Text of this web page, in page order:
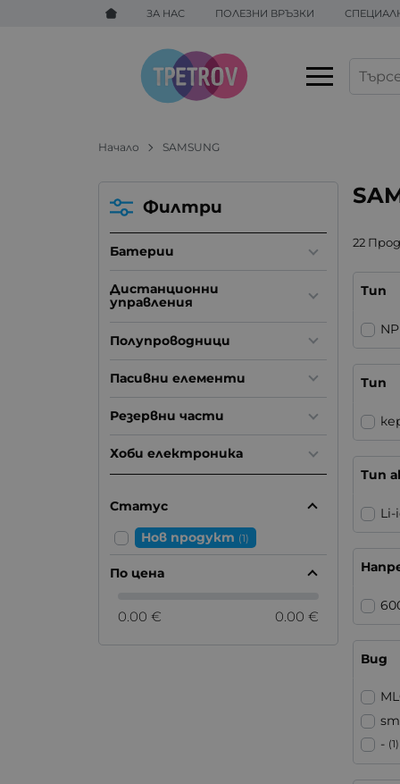
ЗА НАС ПОЛЕЗНИ ВРЪЗКИ
Начало SAMSUNG
22
Тип
Тип
Тип
Li-
Вид
- (1)
Филтри
Батерии
Дистанционни
управления
Полупроводници
Пасивни елементи
Резервни части
Хоби електроника
Статус
Нов продукт (1)
По цена
0.00 € 0.00 €